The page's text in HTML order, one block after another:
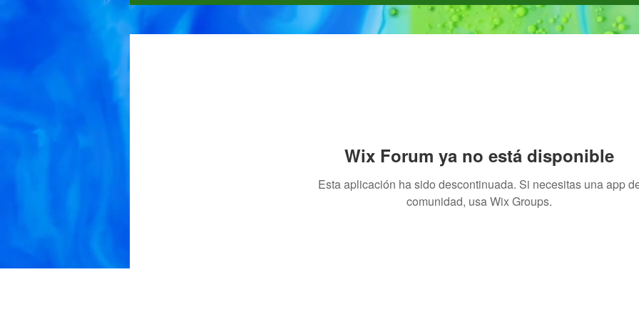
Wix Forum ya no está disponible
Esta aplicación ha sido descontinuada. Si necesitas una app
comunidad, usa Wix Groups.